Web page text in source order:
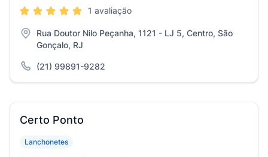
1 avaliação
Rua Doutor Nilo Peçanha, 1121 - LJ 5, Centro, São
Gonçalo, RJ
(21) 99891-9282
Certo Ponto
Lanchonetes